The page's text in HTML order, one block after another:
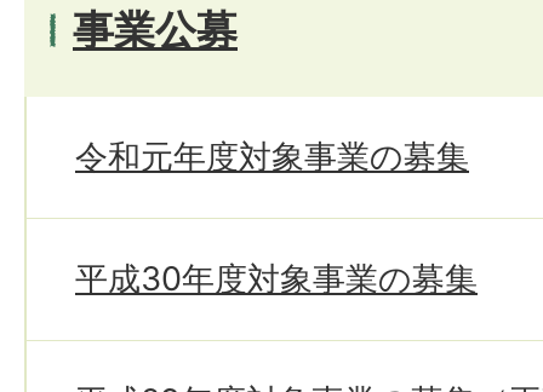
事業公募
令和元年度対象事業の募集
平成30年度対象事業の募集